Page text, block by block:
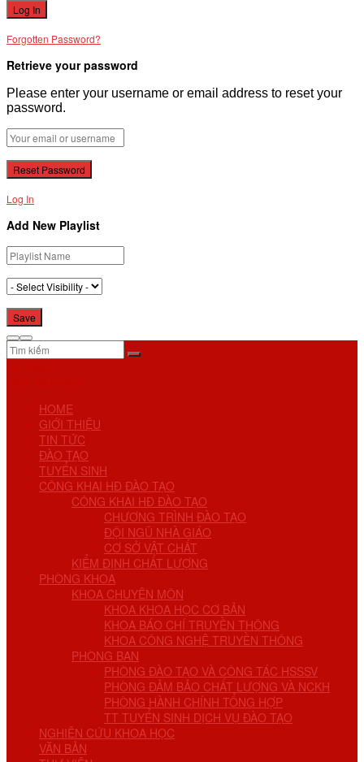
Forgotten Password?
Retrieve your password
Please enter your username or email address to reset your
password.
Log In
Add New Playlist
HOME
GIỚI THIỆU
TIN TỨC
ĐÀO TẠO
TUYỂN SINH
CÔNG KHAI HĐ ĐÀO TẠO
CÔNG KHAI HĐ ĐÀO TẠO
CHƯƠNG TRÌNH ĐÀO TẠO
ĐỘI NGŨ NHÀ GIÁO
CƠ SỞ VẬT CHẤT
KIỂM ĐỊNH CHẤT LƯỢNG
PHÒNG KHOA
KHOA CHUYÊN MÔN
KHOA KHOA HỌC CƠ BẢN
KHOA BÁO CHÍ TRUYỀN THÔNG
KHOA CÔNG NGHỆ TRUYỀN THÔNG
PHÒNG BAN
PHÒNG ĐÀO TẠO VÀ CÔNG TÁC HSSSV
PHÒNG ĐẢM BẢO CHẤT LƯỢNG VÀ NCKH
PHÒNG HÀNH CHÍNH TỔNG HỢP
TT TUYỂN SINH DỊCH VỤ ĐÀO TẠO
NGHIÊN CỨU KHOA HỌC
VĂN BẢN